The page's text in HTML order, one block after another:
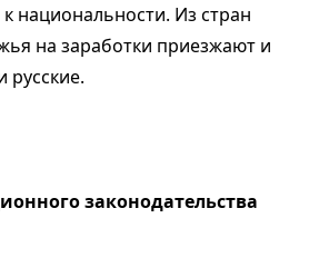
национальности. Из стран
на заработки приезжают и
русские.
законодательства